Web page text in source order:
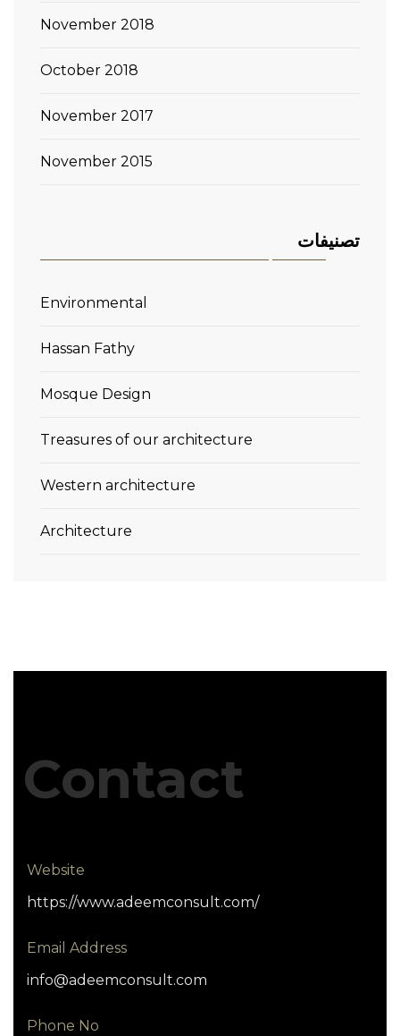
November 2018
October 2018
November 2017
November 2015
تصنيفات
Environmental
Hassan Fathy
Mosque Design
Treasures of our architecture
Western architecture
Architecture
Contact
Website
https://www.adeemconsult.com/
Email Address
info@adeemconsult.com
Phone No